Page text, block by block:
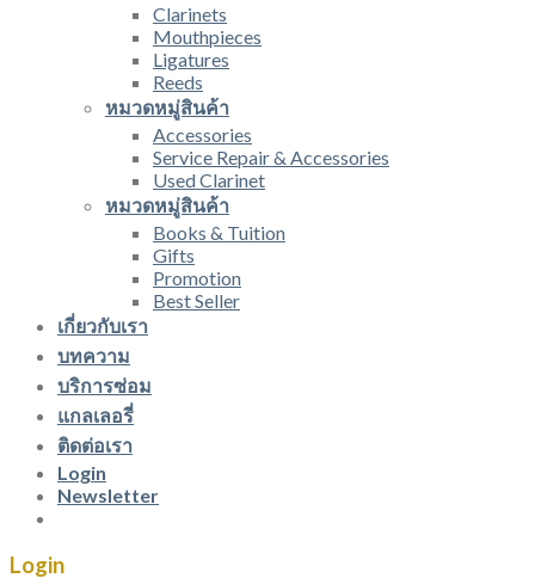
Clarinets
Mouthpieces
Ligatures
Reeds
หมวดหมู่สินค้า
Accessories
Service Repair & Accessories
Used Clarinet
หมวดหมู่สินค้า
Books & Tuition
Gifts
Promotion
Best Seller
เกี่ยวกับเรา
บทความ
บริการซ่อม
แกลเลอรี่
ติดต่อเรา
Login
Newsletter
Login